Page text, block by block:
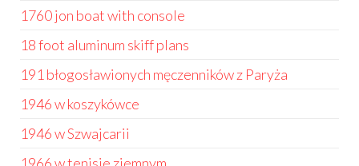
1760 jon boat with console
18 foot aluminum skiff plans
191 błogosławionych męczenników z Paryża
1946 w koszykówce
1946 w Szwajcarii